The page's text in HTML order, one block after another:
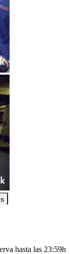
hasta las 23:59h